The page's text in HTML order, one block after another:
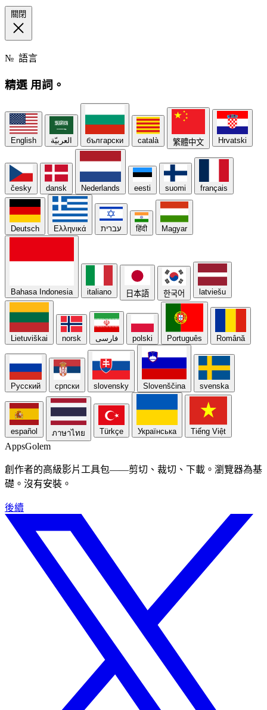
關閉
№ 語言
精選 用詞。
English العربيّة български català 繁體中文 Hrvatski
česky dansk Nederlands eesti suomi français
Deutsch Ελληνικά עברית हिंदी Magyar
Bahasa Indonesia italiano 日本語 한국어 latviešu
Lietuviškai norsk فارسی polski Português Română
Русский српски slovensky Slovenščina svenska
español ภาษาไทย Türkçe Українська Tiếng Việt
AppsGolem
創作者的高級影片工具包——剪切、裁切、下載。瀏覽器為基
礎。沒有安裝。
後續